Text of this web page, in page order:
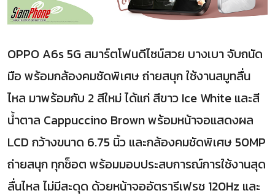
OPPO A6s 5G สมาร์ตโฟนดีไซน์สวย บางเบา จับถนัด
มือ พร้อมกล้องคมชัดพิเศษ ถ่ายสนุก ใช้งานสมูทลื่น
ไหล มาพร้อมกับ 2 สีใหม่ ได้แก่ สีขาว Ice White และสี
น้ำตาล Cappuccino Brown พร้อมหน้าจอแสดงผล
LCD กว้างขนาด 6.75 นิ้ว และกล้องคมชัดพิเศษ 50MP
ถ่ายสนุก ทุกช็อต พร้อมมอบประสบการณ์การใช้งานสุด
ลื่นไหล ไม่มีสะดุด ด้วยหน้าจออัตรารีเฟรช 120Hz และ